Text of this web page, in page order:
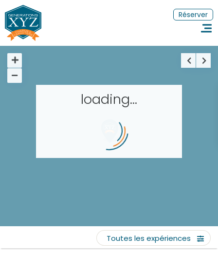
Nos adresses dans le monde
Réserver
loading...
Toutes les expériences